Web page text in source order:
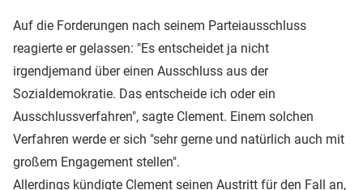
Auf die Forderungen nach seinem Parteiausschluss
reagierte er gelassen: "Es entscheidet ja nicht
irgendjemand über einen Ausschluss aus der
Sozialdemokratie. Das entscheide ich oder ein
Ausschlussverfahren", sagte Clement. Einem solchen
Verfahren werde er sich "sehr gerne und natürlich auch mit
großem Engagement stellen".
Allerdings kündigte Clement seinen Austritt für den Fall an,